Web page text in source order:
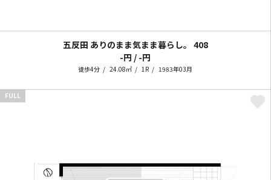
五反田 ありのまま気まま暮らし。 408
-円 / -円
徒歩4分 24.08㎡ 1R 1983年03月
FULL